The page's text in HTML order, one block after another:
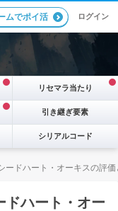
ムでポイ活 ログイン
リセマラ当たり
引き継ぎ要素
シリアルコード
ードハート・オーキスの評
ドハート・オー